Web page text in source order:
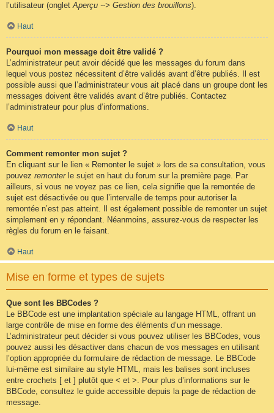
l’utilisateur (ongletAperçu --> Gestion des brouillons).
Haut
Pourquoi mon message doit être validé ?
L’administrateur peut avoir décidé que les messages du forum dans
lequel vous postez nécessitent d’être validés avant d’être publiés. Il est
possible aussi que l’administrateur vous ait placé dans un groupe dont les
messages doivent être validés avant d’être publiés. Contactez
l’administrateur pour plus d’informations.
Haut
Comment remonter mon sujet ?
En cliquant sur le lien « Remonter le sujet » lors de sa consultation, vous
pouvez remonterle sujet en haut du forum sur la première page. Par
ailleurs, si vous ne voyez pas ce lien, cela signifie que la remontée de
sujet est désactivée ou que l’intervalle de temps pour autoriser la
remontée n’est pas atteint. Il est également possible de remonter un sujet
simplement en y répondant. Néanmoins, assurez-vous de respecter les
règles du forum en le faisant.
Haut
Mise en forme et types de sujets
Que sont les BBCodes ?
Le BBCode est une implantation spéciale au langage HTML, offrant un
large contrôle de mise en forme des éléments d’un message.
L’administrateur peut décider si vous pouvez utiliser les BBCodes, vous
pouvez aussi les désactiver dans chacun de vos messages en utilisant
l’option appropriée du formulaire de rédaction de message. Le BBCode
lui-même est similaire au style HTML, mais les balises sont incluses
entre crochets [ et ] plutôt que < et >. Pour plus d’informations sur le
BBCode, consultez le guide accessible depuis la page de rédaction de
message.